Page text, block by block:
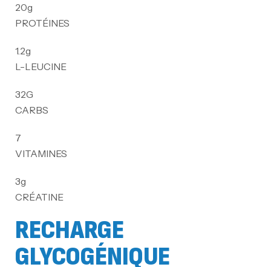
20g
PROTÉINES
1.2g
L-LEUCINE
32G
CARBS
7
VITAMINES
3g
CRÉATINE
RECHARGE
GLYCOGÉNIQUE